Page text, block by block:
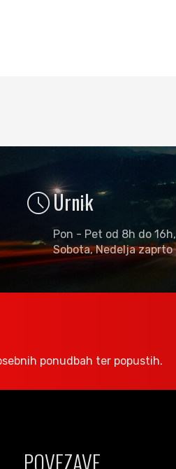
scheduleUrnik
Pon - Pet od 8h do 16h,
Sobota, Nedelja zaprto
ponudbah ter popustih.
POVEZAVE